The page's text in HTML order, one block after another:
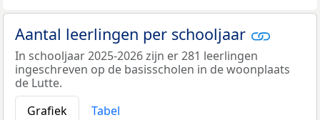
Aantal leerlingen per schooljaar
In schooljaar 2025-2026 zijn er 281 leerlingen
ingeschreven op de basisscholen in de woonplaats
de Lutte.
Grafiek
Tabel